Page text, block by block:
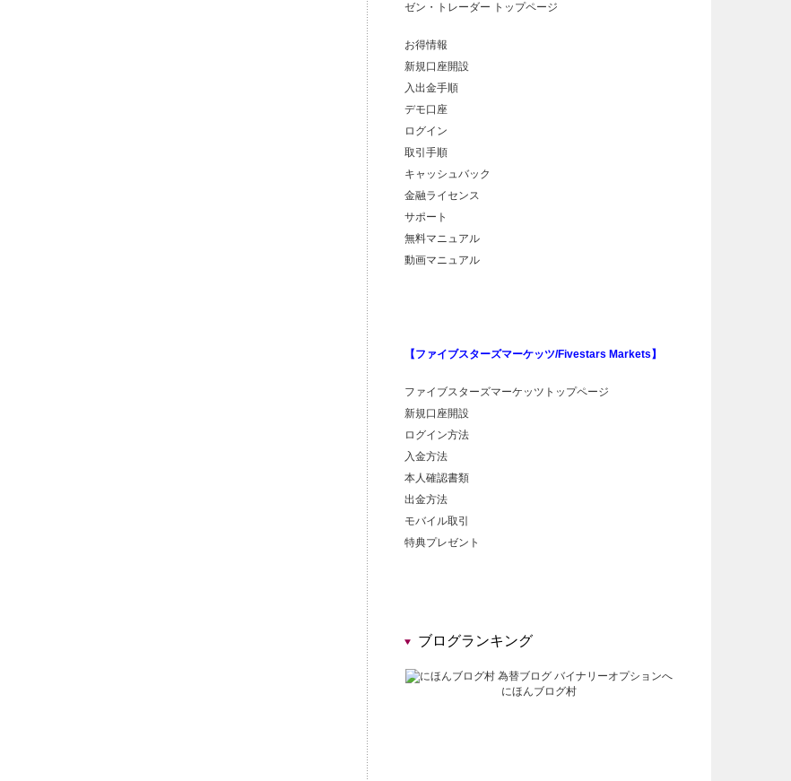
ゼン・トレーダー トップページ
お得情報
新規口座開設
入出金手順
デモ口座
ログイン
取引手順
キャッシュバック
金融ライセンス
サポート
無料マニュアル
動画マニュアル
【ファイブスターズマーケッツ/Fivestars Markets】
ファイブスターズマーケッツトップページ
新規口座開設
ログイン方法
入金方法
本人確認書類
出金方法
モバイル取引
特典プレゼント
ブログランキング
にほんブログ村